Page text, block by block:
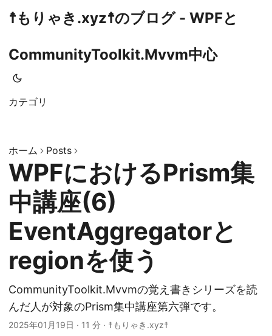
☨もりゃき.xyz☨のブログ - WPFと
CommunityToolkit.Mvvm中心
カテゴリ
ホーム Posts
WPFにおけるPrism集
中講座(6)
EventAggregatorと
regionを使う
CommunityToolkit.Mvvmの覚え書きシリーズを読
んだ人が対象のPrism集中講座第六弾です。
2025年01月19日 · 11 分 · ☨もりゃき.xyz☨